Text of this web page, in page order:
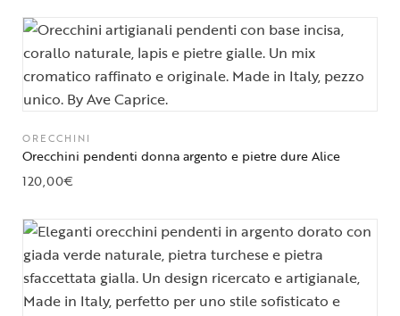
ORECCHINI
Orecchini pendenti donna argento e pietre dure Alice
120,00€